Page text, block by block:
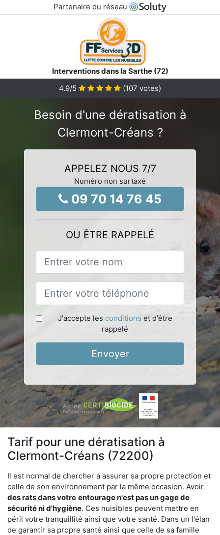
Partenaire du réseau
Interventions dans la Sarthe (72)
4.9/5 (107 votes)
Besoin d'une dératisation à
Clermont-Créans ?
APPELEZ NOUS 7/7
Numéro non surtaxé
09 70 14 76 45
OU ÊTRE RAPPELÉ
J'accepte les conditions et d'être
rappelé
Envoyer
Tarif pour une dératisation à
Clermont-Créans (72200)
Il est normal de chercher à assurer sa propre protection et
celle de son environnement par la même occasion. Avoir
des rats dans votre entourage n'est pas un gage de
sécurité ni d'hygiène. Ces nuisibles peuvent mettre en
péril votre tranquillité ainsi que votre santé. Dans un l'élan
de garantir sa propre santé ainsi que celle de sa famille